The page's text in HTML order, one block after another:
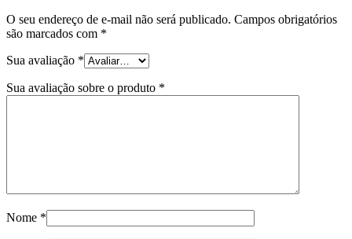
O seu endereço de e-mail não será publicado. Campos obrigatórios
são marcados com *
Sua avaliação *
Sua avaliação sobre o produto *
Nome *